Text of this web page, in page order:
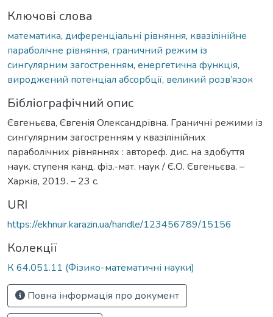
Ключові слова
математика, диференціальні рівняння, квазілінійне
параболічне рівняння, граничний режим із
сингулярним загостренням, енергетична функція,
вироджений потенціал абсорбції, великий розв’язок
Бібліографічний опис
Євгеньєва, Євгенія Олександрівна. Граничні режими із
сингулярним загостренням у квазілінійних
параболічних рівняннях : автореф. дис. на здобуття
наук. ступеня канд. фіз.-мат. наук / Є.О. Євгеньєва. –
Харків, 2019. – 23 с.
URI
https://ekhnuir.karazin.ua/handle/123456789/15156
Колекції
К 64.051.11 (Фізико-математичні науки)
Повна інформація про документ